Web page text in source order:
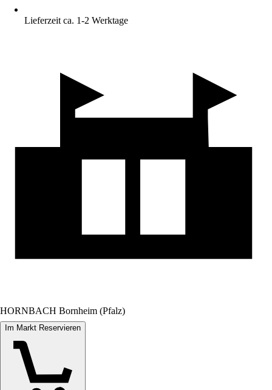
Lieferzeit ca. 1-2 Werktage
HORNBACH Bornheim (Pfalz)
Im Markt Reservieren